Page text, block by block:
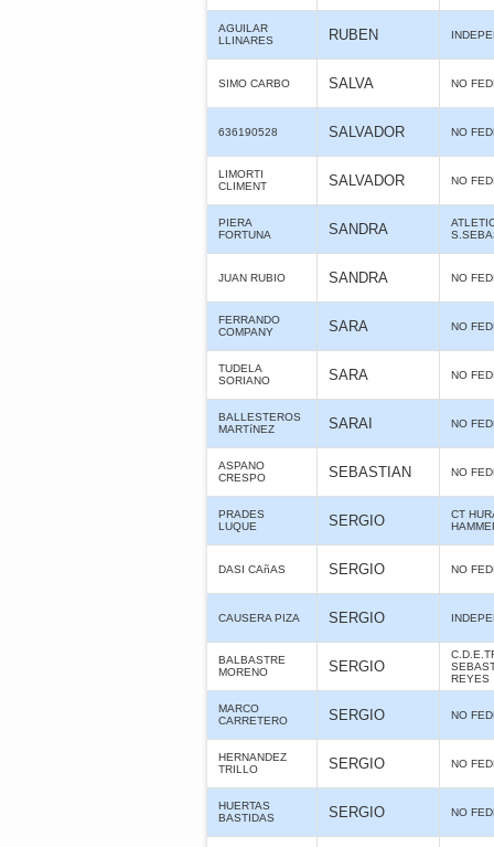
AGUILAR
LLINARES
RUBEN
SIMO CARBO SALVA NO
636190528 SALVADOR NO
LIMORTI
CLIMENT
SALVADOR NO
PIERA
FORTUNA
SANDRA
JUAN RUBIO SANDRA NO
FERRANDO
COMPANY
SARA NO
TUDELA
SORIANO
SARA NO
BALLESTEROS
MARTíNEZ
SARAI NO
ASPANO
CRESPO
SEBASTIAN NO
PRADES
LUQUE
SERGIO
CT
DASI CAñAS SERGIO NO
CAUSERA PIZA SERGIO
BALBASTRE
MORENO
SERGIO
REYES
MARCO
CARRETERO
SERGIO NO
HERNANDEZ
TRILLO
SERGIO NO
HUERTAS
BASTIDAS
SERGIO NO